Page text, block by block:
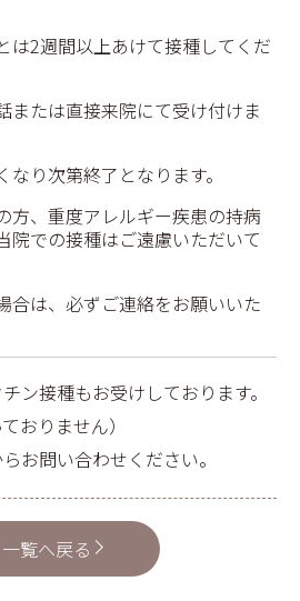
は2週間以上あけて接種してくだ
または直接来院にて受け付けま
なり次第終了となります。
方、重度アレルギー疾患の持病
院での接種はご遠慮いただいて
合は、必ずご連絡をお願いいた
ン接種もお受けしております。
おりません）
お問い合わせください。
一覧へ戻る